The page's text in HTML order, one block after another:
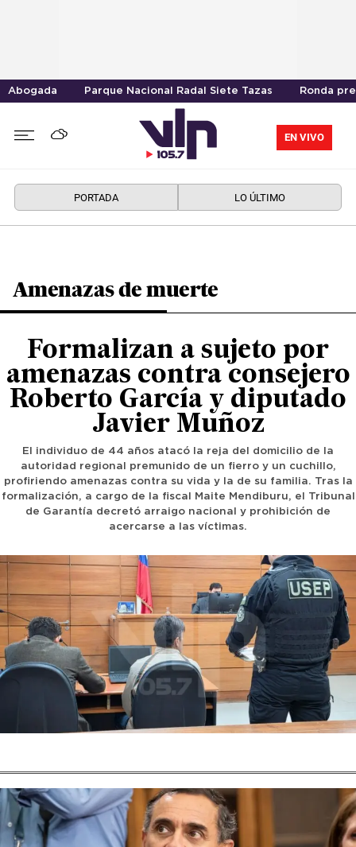
Abogada Parque Nacional Radal Siete Tazas Ronda
EN VIVO
PORTADA LO ÚLTIMO
Amenazas de muerte
Formalizan a sujeto por
amenazas contra consejero
Roberto García y diputado
Javier Muñoz
El individuo de 44 años atacó la reja del domicilio de la
autoridad regional premunido de un fierro y un cuchillo,
profiriendo amenazas contra su vida y la de su familia. Tras la
formalización, a cargo de la fiscal Maite Mendiburu, el Tribunal
de Garantía decretó arraigo nacional y prohibición de
acercarse a las víctimas.